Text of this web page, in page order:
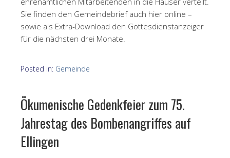
Sie finden den Gemeindebrief auch hier online –
sowie als Extra-Download den Gottesdienstanzeiger
für die nächsten drei Monate.
Posted in: Gemeinde
Ökumenische Gedenkfeier zum 75.
Jahrestag des Bombenangriffes auf
Ellingen